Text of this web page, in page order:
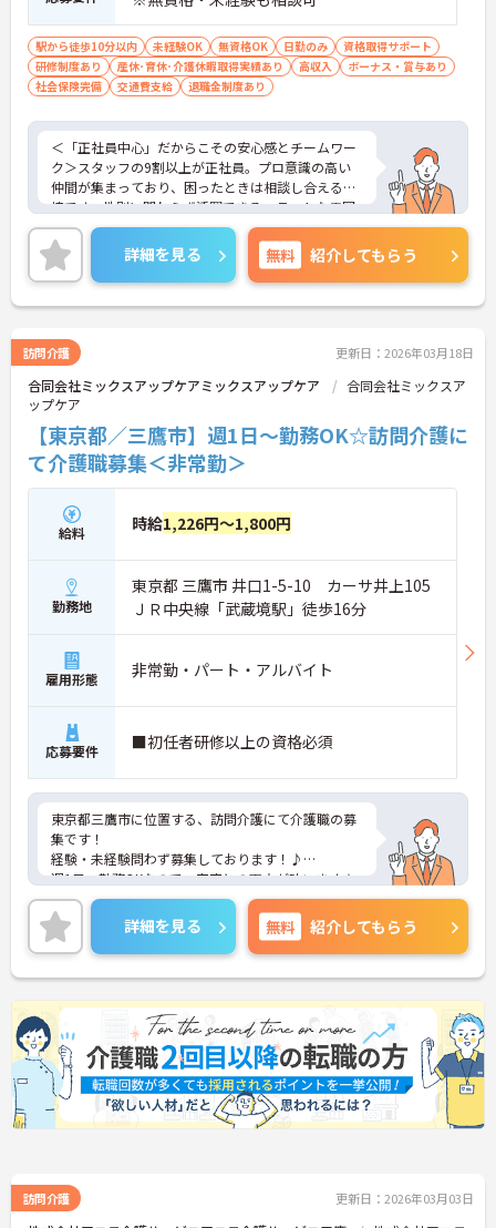
駅から徒歩10分以内 未経験OK 無資格OK 日勤のみ
資格取得サポート
研修制度あり
産休･育休･介護休暇取得実績あり 高収入
ボーナス・賞与あり
社会保険完備
交通費支給 退職金制度あり
＜「正社員中心」だからこその安心感とチームワー
ク＞スタッフの9割以上が正社員。プロ意識の高い
仲間が集まっており、困ったときは相談し合える環
境です。性別に関わらず活躍できるフラットな雰囲
気があります。
＜電動自転車でラクラク移動！身体への負担を軽減
＞会社から1人1台、専用の電動自転車が支給されま
す（一部例外あり）。お客様のご自宅への移動が快
適になるだけでなく、貸与された自転車での通勤も
合えます。
＜頑張りがしっかり給与に反映される仕組み＞「社
員を大事にする」をモットーに、業界トップクラス
の給与水準を目指しています。賞与は年2回あり、資
格手当や土日出勤手当も充実。キャリアパスも明確
で、管理者へのステップアップなど、頑張りに応じ
て収入もやりがいもアップします。
詳細を見る 無料 紹介してもらう
訪問介護 更新日：2026年03月18日
合同会社ミックスアップケアミックスアップケア
合同会社ミックスア
ップケア
【東京都／三鷹市】週1日～勤務OK☆訪問介護に
て介護職募集＜非常勤＞
給料 時給1,226円～1,800円
勤務地
東京都 三鷹市 井口1-5-10 カーサ井上105
ＪＲ中央線「武蔵境駅」徒歩16分
雇用形態 非常勤・パート・アルバイト
応募要件 ■初任者研修以上の資格必須
東京都三鷹市に位置する、訪問介護にて介護職の募
集です！
経験・未経験問わず募集しております！♪
週1日～勤務OKなので、家庭との両立が叶います☆
ご興味のある方には、面接対策ポイントなど、さら
に詳細をご案内しますのでお気軽にご相談くださ
い！
詳細を見る 無料 紹介してもらう
訪問介護 更新日：2026年03月03日